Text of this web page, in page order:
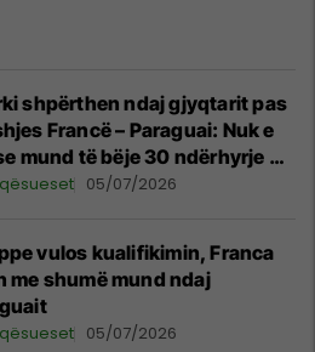
shpërthen ndaj gjyqtarit pas
Francë – Paraguai: Nuk e
mund të bëje 30 ndërhyrje pa
karton 05/07/2026
vulos kualifikimin, Franca
me shumë mund ndaj
05/07/2026